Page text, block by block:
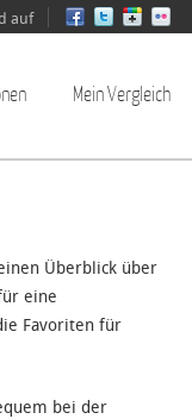
auf
Mein Vergleich
Überblick über
eine
Favoriten für
bei der